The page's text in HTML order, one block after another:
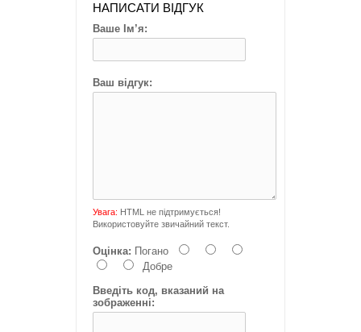
НАПИСАТИ ВІДГУК
Ваше Ім’я:
Ваш відгук:
Увага: HTML не підтримується!
Використовуйте звичайний текст.
Оцінка: Погано
Добре
Введіть код, вказаний на
зображенні: